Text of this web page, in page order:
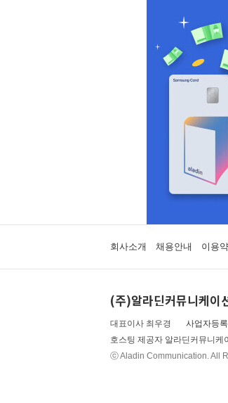
회사소개 채용안내 이용
(주)알라딘커뮤니케이
대표이사 최우경 사업자등
호스팅 제공자 알라딘커뮤니케
ⓒ Aladin Communication. All